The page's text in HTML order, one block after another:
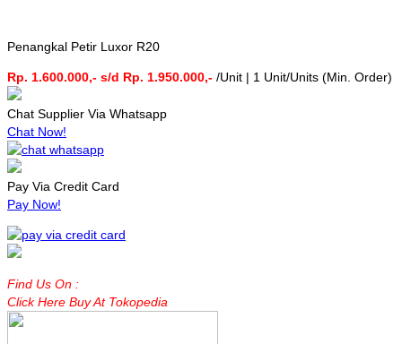
Penangkal Petir Luxor R20
Rp. 1.600.000,- s/d Rp. 1.950.000,- /Unit | 1 Unit/Units (Min. Order)
Chat Supplier Via Whatsapp
Chat Now!
Pay Via Credit Card
Pay Now!
Find Us On :
Click Here Buy At Tokopedia